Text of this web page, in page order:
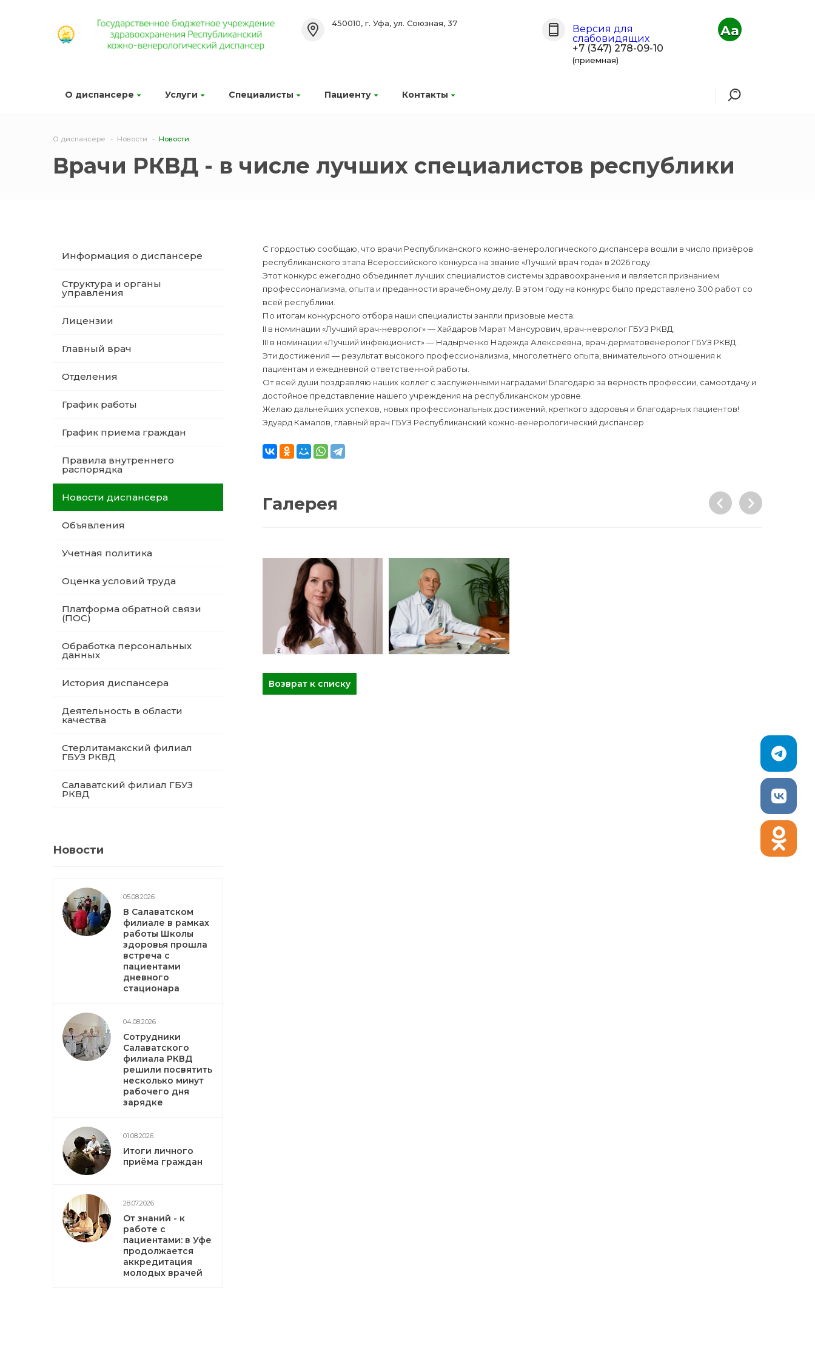
О диспансере Услуги Специалисты Пациенту Контакты
450010, г. Уфа, ул. Союзная, 37
Версия для
слабовидящих
+7 (347) 278-09-10
(приемная)
Aa
О диспансере Новости Новости
Врачи РКВД - в числе лучших специалистов республики
Информация о диспансере
Структура и органы
управления
Лицензии
Главный врач
Отделения
График работы
График приема граждан
Правила внутреннего
распорядка
Новости диспансера
Объявления
Учетная политика
Оценка условий труда
Платформа обратной связи
(ПОС)
Обработка персональных
данных
История диспансера
Деятельность в области
качества
Стерлитамакский филиал
ГБУЗ РКВД
Салаватский филиал ГБУЗ
РКВД
Новости
05.08.2026
В Салаватском
филиале в рамках
работы Школы
здоровья прошла
встреча с
пациентами
дневного
стационара
04.08.2026
Сотрудники
Салаватского
филиала РКВД
решили посвятить
несколько минут
рабочего дня
зарядке
01.08.2026
Итоги личного
приёма граждан
28.07.2026
От знаний - к
работе с
пациентами: в Уфе
продолжается
аккредитация
молодых врачей
С гордостью сообщаю, что врачи Республиканского кожно-венерологического диспансера вошли в число призёров
республиканского этапа Всероссийского конкурса на звание «Лучший врач года» в 2026 году.
Этот конкурс ежегодно объединяет лучших специалистов системы здравоохранения и является признанием
профессионализма, опыта и преданности врачебному делу. В этом году на конкурс было представлено 300 работ со
всей республики.
По итогам конкурсного отбора наши специалисты заняли призовые места:
II в номинации «Лучший врач-невролог» — Хайдаров Марат Мансурович, врач-невролог ГБУЗ РКВД;
III в номинации «Лучший инфекционист» — Надырченко Надежда Алексеевна, врач-дерматовенеролог ГБУЗ РКВД.
Эти достижения — результат высокого профессионализма, многолетнего опыта, внимательного отношения к
пациентам и ежедневной ответственной работы.
От всей души поздравляю наших коллег с заслуженными наградами! Благодарю за верность профессии, самоотдачу и
достойное представление нашего учреждения на республиканском уровне.
Желаю дальнейших успехов, новых профессиональных достижений, крепкого здоровья и благодарных пациентов!
Эдуард Камалов, главный врач ГБУЗ Республиканский кожно-венерологический диспансер
Галерея
Возврат к списку